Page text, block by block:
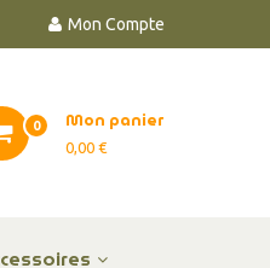
Mon Compte
Mon panier
0,00 €
0